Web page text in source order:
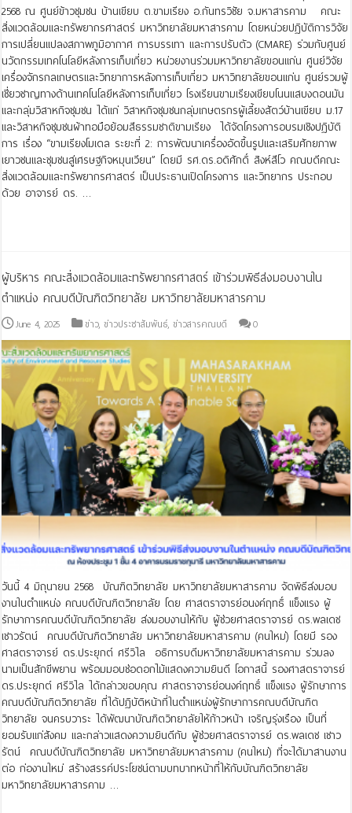
2568 ณ ศูนย์ข้าวชุมชน บ้านเขียบ ต.ขามเรียง อ.กันทรวิชัย จ.มหาสารคาม คณะ
สิ่งแวดล้อมและทรัพยากรศาสตร์ มหาวิทยาลัยมหาสารคาม โดยหน่วยปฏิบัติการวิจัย
การเปลี่ยนแปลงสภาพภูมิอากาศ การบรรเทา และการปรับตัว (CMARE) ร่วมกับศูนย์
นวัตกรรมเทคโนโลยีหลังการเก็บเกี่ยว หน่วยงานร่วมมหาวิทยาลัยขอนแก่น ศูนย์วิจัย
เครื่องจักรกลเกษตรและวิทยาการหลังการเก็บเกี่ยว มหาวิทยาลัยขอนแก่น ศูนย์รวมผู้
เชี่ยวชาญทางด้านเทคโนโลยีหลังการเก็บเกี่ยว โรงเรียนขามเรียงเขียบโนนแสบงดอนมัน
และกลุ่มวิสาหกิจชุมชน ได้แก่ วิสาหกิจชุมชนกลุ่มเกษตรกรผู้เลี้ยงสัตว์บ้านเขียบ ม.17
และวิสาหกิจชุมชนผ้าทอมือย้อมสีธรรมชาติขามเรียง ได้จัดโครงการอบรมเชิงปฏิบัติ
การ เรื่อง “ขามเรียงโมเดล ระยะที่ 2: การพัฒนาเครื่องอัดขึ้นรูปและเสริมศักยภาพ
เยาวชนและชุมชนสู่เศรษฐกิจหมุนเวียน” โดยมี รศ.ดร.อดิศักดิ์ สิงห์สีโว คณบดีคณะ
สิ่งแวดล้อมและทรัพยากรศาสตร์ เป็นประธานเปิดโครงการ และวิทยากร ประกอบ
ด้วย อาจารย์ ดร. …
ผู้บริหาร คณะสิ่งแวดล้อมและทรัพยากรศาสตร์ เข้าร่วมพิธีส่งมอบงานใน
ตำแหน่ง คณบดีบัณฑิตวิทยาลัย มหาวิทยาลัยมหาสารคาม
June 4, 2025 ข่าว,ข่าวประชาสัมพันธ์,ข่าวสารคณบดี 0
วันนี้ 4 มิถุนายน 2568 บัณฑิตวิทยาลัย มหาวิทยาลัยมหาสารคาม จัดพิธีส่งมอบ
งานในตำแหน่ง คณบดีบัณฑิตวิทยาลัย โดย ศาสตราจารย์อนงค์ฤทธิ์ แข็งแรง ผู้
รักษาการคณบดีบัณฑิตวิทยาลัย ส่งมอบงานให้กับ ผู้ช่วยศาสตราจารย์ ดร.พลเดช
เชาวรัตน์ คณบดีบัณฑิตวิทยาลัย มหาวิทยาลัยมหาสารคาม (คนใหม่) โดยมี รอง
ศาสตราจารย์ ดร.ประยุกต์ ศรีวิไล อธิการบดีมหาวิทยาลัยมหาสารคาม ร่วมลง
นามเป็นสักขีพยาน พร้อมมอบช่อดอกไม้แสดงความยินดี โอกาสนี้ รองศาสตราจารย์
ดร.ประยุกต์ ศรีวิไล ได้กล่าวขอบคุณ ศาสตราจารย์อนงค์ฤทธิ์ แข็งแรง ผู้รักษาการ
คณบดีบัณฑิตวิทยาลัย ที่ได้ปฏิบัติหน้าที่ในตำแหน่งผู้รักษาการคณบดีบัณฑิต
วิทยาลัย จนครบวาระ ได้พัฒนาบัณฑิตวิทยาลัยให้ก้าวหน้า เจริญรุ่งเรือง เป็นที่
ยอมรับแก่สังคม และกล่าวแสดงความยินดีกับ ผู้ช่วยศาสตราจารย์ ดร.พลเดช เชาว
รัตน์ คณบดีบัณฑิตวิทยาลัย มหาวิทยาลัยมหาสารคาม (คนใหม่) ที่จะได้มาสานงาน
ต่อ ก่องานใหม่ สร้างสรรค์ประโยชน์ตามบทบาทหน้าที่ให้กับบัณฑิตวิทยาลัย
มหาวิทยาลัยมหาสารคาม …